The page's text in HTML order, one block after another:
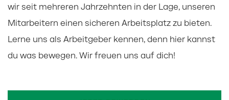
wir seit mehreren Jahrzehnten in der Lage, unseren
Mitarbeitern einen sicheren Arbeitsplatz zu bieten.
Lerne uns als Arbeitgeber kennen, denn hier kannst
du was bewegen. Wir freuen uns auf dich!